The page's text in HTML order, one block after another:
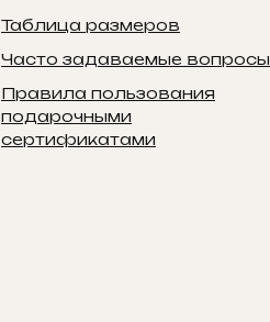
Таблица размеров
Часто задаваемые вопросы
Правила пользования
подарочными
сертификатами